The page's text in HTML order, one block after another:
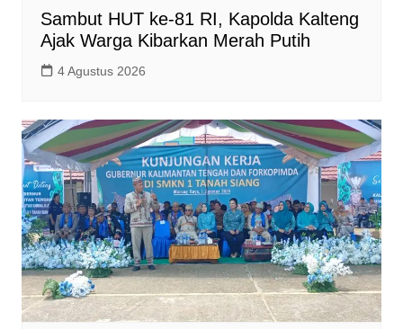
Sambut HUT ke-81 RI, Kapolda Kalteng
Ajak Warga Kibarkan Merah Putih
4 Agustus 2026